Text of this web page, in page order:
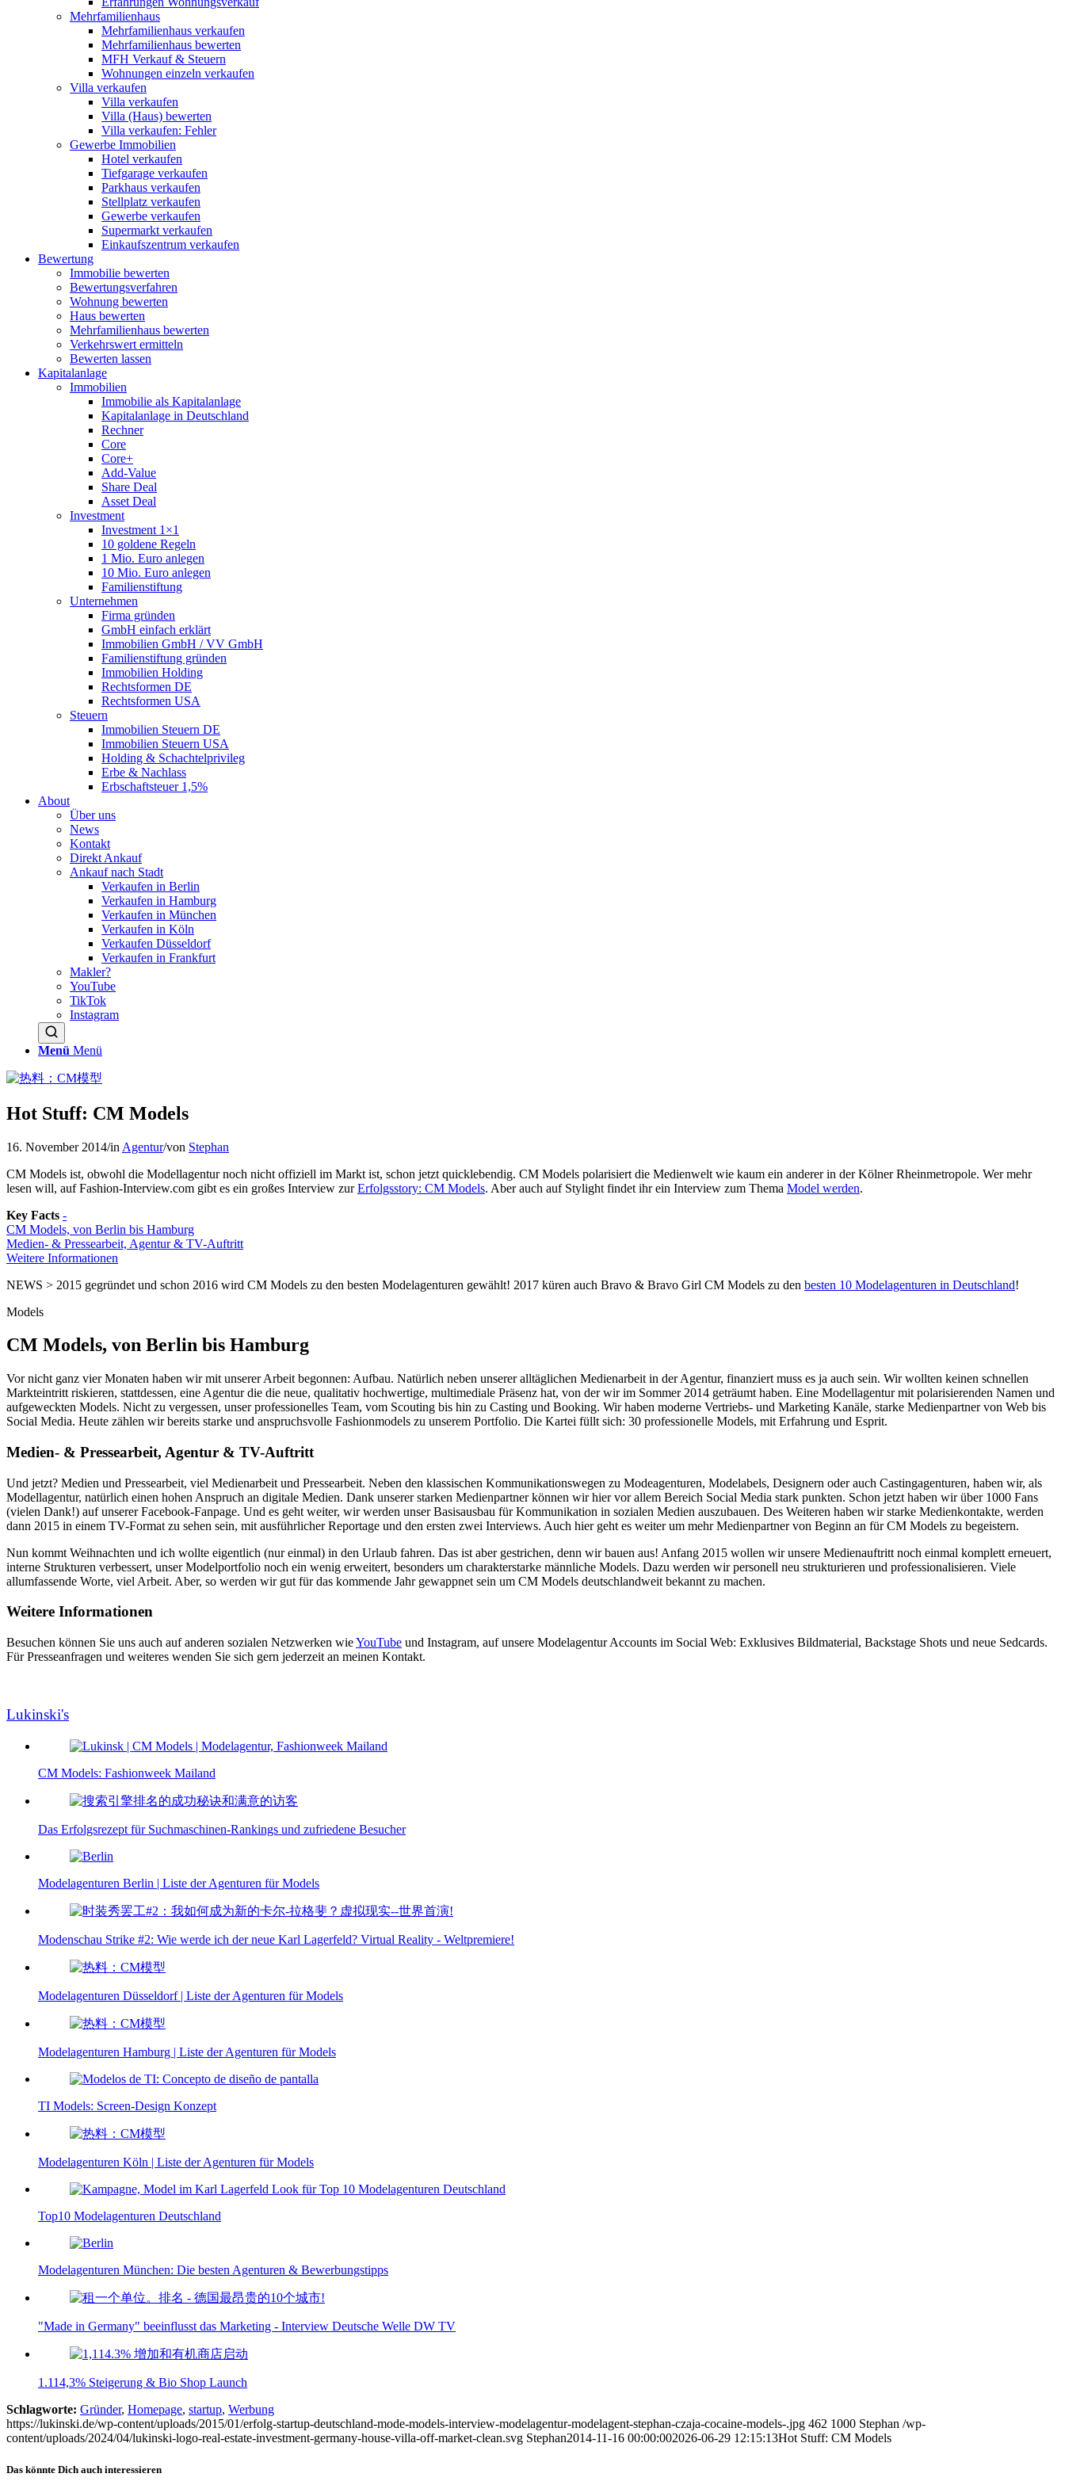
Mehrfamilienhaus
Mehrfamilienhaus verkaufen
Mehrfamilienhaus bewerten
MFH Verkauf & Steuern
Wohnungen einzeln verkaufen
Villa verkaufen
Villa verkaufen
Villa (Haus) bewerten
Villa verkaufen: Fehler
Gewerbe Immobilien
Hotel verkaufen
Tiefgarage verkaufen
Parkhaus verkaufen
Stellplatz verkaufen
Gewerbe verkaufen
Supermarkt verkaufen
Einkaufszentrum verkaufen
Bewertung
Immobilie bewerten
Bewertungsverfahren
Wohnung bewerten
Haus bewerten
Mehrfamilienhaus bewerten
Verkehrswert ermitteln
Bewerten lassen
Kapitalanlage
Immobilien
Immobilie als Kapitalanlage
Kapitalanlage in Deutschland
Rechner
Core
Core+
Add-Value
Share Deal
Asset Deal
Investment
Investment 1×1
10 goldene Regeln
1 Mio. Euro anlegen
10 Mio. Euro anlegen
Familienstiftung
Unternehmen
Firma gründen
GmbH einfach erklärt
Immobilien GmbH / VV GmbH
Familienstiftung gründen
Immobilien Holding
Rechtsformen DE
Rechtsformen USA
Steuern
Immobilien Steuern DE
Immobilien Steuern USA
Holding & Schachtelprivileg
Erbe & Nachlass
Erbschaftsteuer 1,5%
About
Über uns
News
Kontakt
Direkt Ankauf
Ankauf nach Stadt
Verkaufen in Berlin
Verkaufen in Hamburg
Verkaufen in München
Verkaufen in Köln
Verkaufen Düsseldorf
Verkaufen in Frankfurt
Makler?
YouTube
TikTok
Instagram
Menü Menü
Hot Stuff: CM Models
16. November 2014/in Agentur/von Stephan
CM Models ist, obwohl die Modellagentur noch nicht offiziell im Markt ist, schon jetzt quicklebendig. CM Models polarisiert die Medienwelt wie kaum ein anderer in der Kölner Rheinmetropole. Wer mehr
lesen will, auf Fashion-Interview.com gibt es ein großes Interview zurErfolgsstory: CM Models. Aber auch auf Stylight findet ihr ein Interview zum Thema Model werden.
Key Facts -
CM Models, von Berlin bis Hamburg
Medien- & Pressearbeit, Agentur & TV-Auftritt
Weitere Informationen
NEWS > 2015 gegründet und schon 2016 wird CM Models zu den besten Modelagenturen gewählt! 2017 küren auch Bravo & Bravo Girl CM Models zu den besten 10 Modelagenturen in Deutschland!
Models
CM Models, von Berlin bis Hamburg
Vor nicht ganz vier Monaten haben wir mit unserer Arbeit begonnen: Aufbau. Natürlich neben unserer alltäglichen Medienarbeit in der Agentur, finanziert muss es ja auch sein. Wir wollten keinen schnellen
Markteintritt riskieren, stattdessen, eine Agentur die die neue, qualitativ hochwertige, multimediale Präsenz hat, von der wir im Sommer 2014 geträumt haben. Eine Modellagentur mit polarisierenden Namen und
aufgeweckten Models. Nicht zu vergessen, unser professionelles Team, vom Scouting bis hin zu Casting und Booking. Wir haben moderne Vertriebs- und Marketing Kanäle, starke Medienpartner von Web bis
Social Media. Heute zählen wir bereits starke und anspruchsvolle Fashionmodels zu unserem Portfolio. Die Kartei füllt sich: 30 professionelle Models, mit Erfahrung und Esprit.
Medien- & Pressearbeit, Agentur & TV-Auftritt
Und jetzt? Medien und Pressearbeit, viel Medienarbeit und Pressearbeit. Neben den klassischen Kommunikationswegen zu Modeagenturen, Modelabels, Designern oder auch Castingagenturen, haben wir, als
Modellagentur, natürlich einen hohen Anspruch an digitale Medien. Dank unserer starken Medienpartner können wir hier vor allem Bereich Social Media stark punkten. Schon jetzt haben wir über 1000 Fans
(vielen Dank!) auf unserer Facebook-Fanpage. Und es geht weiter, wir werden unser Basisausbau für Kommunikation in sozialen Medien auszubauen. Des Weiteren haben wir starke Medienkontakte, werden
dann 2015 in einem TV-Format zu sehen sein, mit ausführlicher Reportage und den ersten zwei Interviews. Auch hier geht es weiter um mehr Medienpartner von Beginn an für CM Models zu begeistern.
Nun kommt Weihnachten und ich wollte eigentlich (nur einmal) in den Urlaub fahren. Das ist aber gestrichen, denn wir bauen aus! Anfang 2015 wollen wir unsere Medienauftritt noch einmal komplett erneuert,
interne Strukturen verbessert, unser Modelportfolio noch ein wenig erweitert, besonders um charakterstarke männliche Models. Dazu werden wir personell neu strukturieren und professionalisieren. Viele
allumfassende Worte, viel Arbeit. Aber, so werden wir gut für das kommende Jahr gewappnet sein um CM Models deutschlandweit bekannt zu machen.
Weitere Informationen
Besuchen können Sie uns auch auf anderen sozialen Netzwerken wieYouTube und Instagram, auf unsere Modelagentur Accounts im Social Web: Exklusives Bildmaterial, Backstage Shots und neue Sedcards.
Für Presseanfragen und weiteres wenden Sie sich gern jederzeit an meinen Kontakt.
Lukinski's
CM Models: Fashionweek Mailand
Das Erfolgsrezept für Suchmaschinen-Rankings und zufriedene Besucher
Modelagenturen Berlin | Liste der Agenturen für Models
Modenschau Strike #2: Wie werde ich der neue Karl Lagerfeld? Virtual Reality - Weltpremiere!
Modelagenturen Düsseldorf | Liste der Agenturen für Models
Modelagenturen Hamburg | Liste der Agenturen für Models
TI Models: Screen-Design Konzept
Modelagenturen Köln | Liste der Agenturen für Models
Top10 Modelagenturen Deutschland
Modelagenturen München: Die besten Agenturen & Bewerbungstipps
"Made in Germany" beeinflusst das Marketing - Interview Deutsche Welle DW TV
1.114,3% Steigerung & Bio Shop Launch
Schlagworte: Gründer, Homepage, startup, Werbung
https://lukinski.de/wp-content/uploads/2015/01/erfolg-startup-deutschland-mode-models-interview-modelagentur-modelagent-stephan-czaja-cocaine-models-.jpg 462 1000 Stephan /wp-
content/uploads/2024/04/lukinski-logo-real-estate-investment-germany-house-villa-off-market-clean.svg Stephan2014-11-16 00:00:002026-06-29 12:15:13Hot Stuff: CM Models
Das könnte Dich auch interessieren